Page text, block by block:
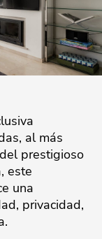
al más
prestigioso
este
una
privacidad,